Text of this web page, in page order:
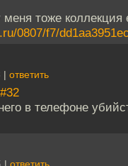
тоже коллекция
0807/f7/
| ответить
#32
в телефоне